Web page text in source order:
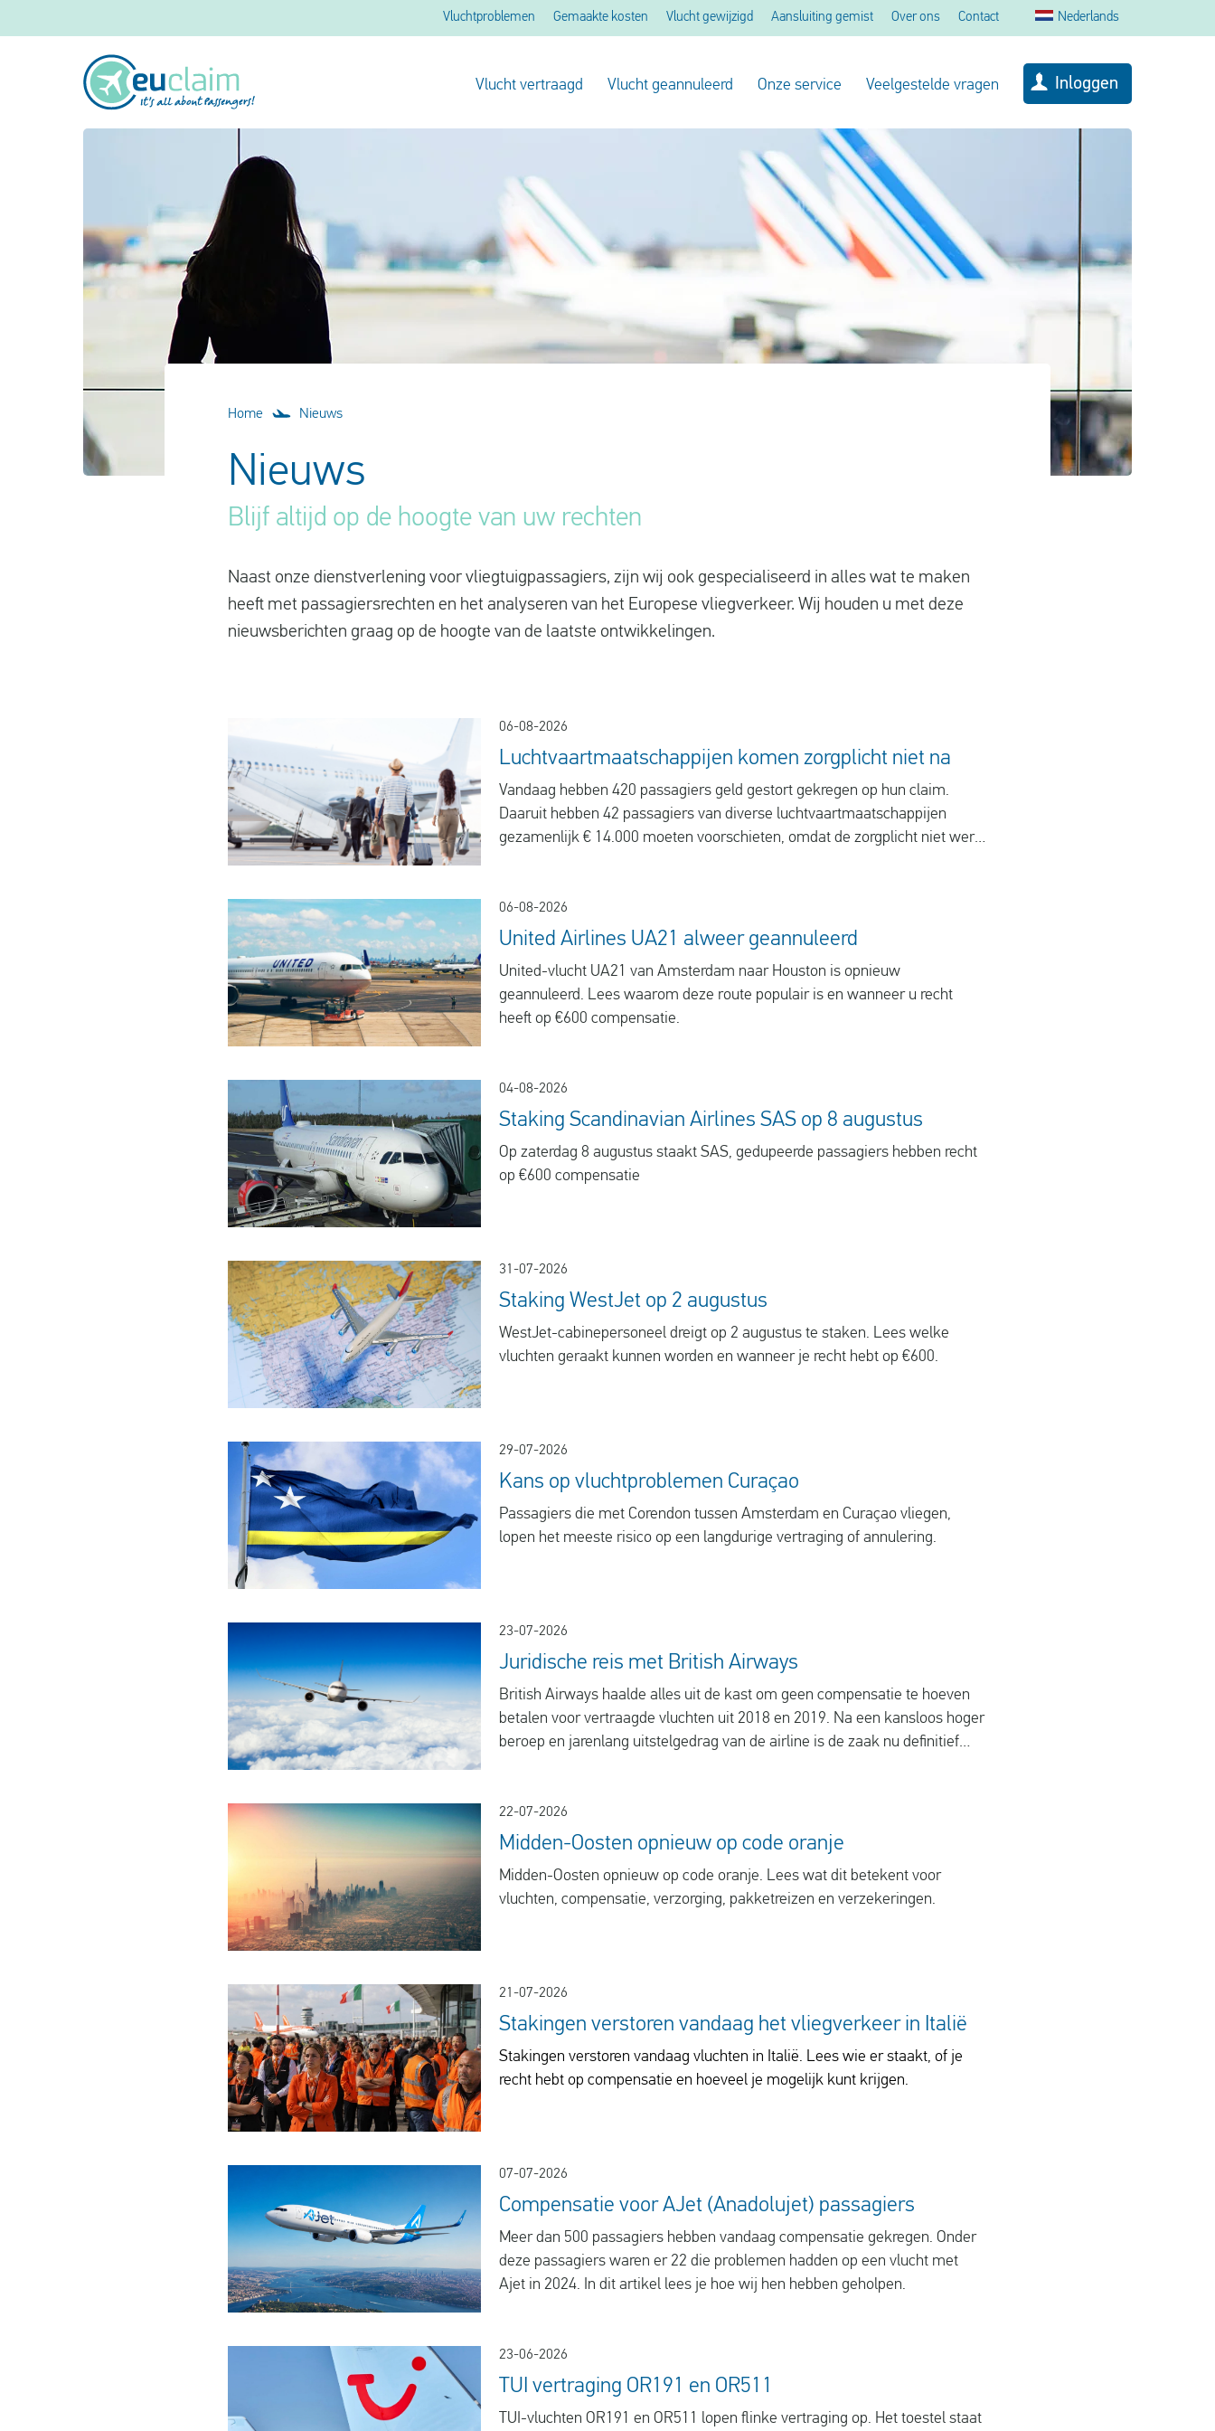
Vluchtproblemen Gemaakte kosten Vlucht gewijzigd Aansluiting gemist Over ons Contact Nederlands
Vlucht vertraagd Vlucht geannuleerd Onze service Veelgestelde vragen Inloggen
Home Nieuws
Nieuws
Blijf altijd op de hoogte van uw rechten
Naast onze dienstverlening voor vliegtuigpassagiers, zijn wij ook gespecialiseerd in alles wat te maken
heeft met passagiersrechten en het analyseren van het Europese vliegverkeer. Wij houden u met deze
nieuwsberichten graag op de hoogte van de laatste ontwikkelingen.
06-08-2026
Luchtvaartmaatschappijen komen zorgplicht niet na
Vandaag hebben 420 passagiers geld gestort gekregen op hun claim.
Daaruit hebben 42 passagiers van diverse luchtvaartmaatschappijen
gezamenlijk € 14.000 moeten voorschieten, omdat de zorgplicht niet werd
06-08-2026
United Airlines UA21 alweer geannuleerd
United-vlucht UA21 van Amsterdam naar Houston is opnieuw
geannuleerd. Lees waarom deze route populair is en wanneer u recht
heeft op €600 compensatie.
04-08-2026
Staking Scandinavian Airlines SAS op 8 augustus
Op zaterdag 8 augustus staakt SAS, gedupeerde passagiers hebben recht
op €600 compensatie
31-07-2026
Staking WestJet op 2 augustus
WestJet-cabinepersoneel dreigt op 2 augustus te staken. Lees welke
vluchten geraakt kunnen worden en wanneer je recht hebt op €600.
29-07-2026
Kans op vluchtproblemen Curaçao
Passagiers die met Corendon tussen Amsterdam en Curaçao vliegen,
lopen het meeste risico op een langdurige vertraging of annulering.
23-07-2026
Juridische reis met British Airways
British Airways haalde alles uit de kast om geen compensatie te hoeven
betalen voor vertraagde vluchten uit 2018 en 2019. Na een kansloos hoger
beroep en jarenlang uitstelgedrag van de airline is de zaak nu definitief
22-07-2026
Midden-Oosten opnieuw op code oranje
Midden-Oosten opnieuw op code oranje. Lees wat dit betekent voor
vluchten, compensatie, verzorging, pakketreizen en verzekeringen.
21-07-2026
Stakingen verstoren vandaag het vliegverkeer in Italië
Stakingen verstoren vandaag vluchten in Italië. Lees wie er staakt, of je
recht hebt op compensatie en hoeveel je mogelijk kunt krijgen.
07-07-2026
Compensatie voor AJet (Anadolujet) passagiers
Meer dan 500 passagiers hebben vandaag compensatie gekregen. Onder
deze passagiers waren er 22 die problemen hadden op een vlucht met
Ajet in 2024. In dit artikel lees je hoe wij hen hebben geholpen.
23-06-2026
TUI vertraging OR191 en OR511
TUI-vluchten OR191 en OR511 lopen flinke vertraging op. Het toestel staat